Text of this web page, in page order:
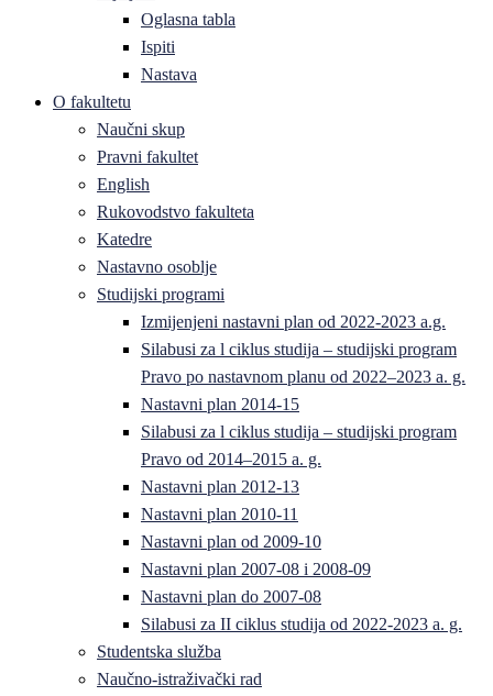
Oglasna tabla
Ispiti
Nastava
O fakultetu
Naučni skup
Pravni fakultet
English
Rukovodstvo fakulteta
Katedre
Nastavno osoblje
Studijski programi
Izmijenjeni nastavni plan od 2022-2023 a.g.
Silabusi za l ciklus studija – studijski program
Pravo po nastavnom planu od 2022–2023 a. g.
Nastavni plan 2014-15
Silabusi za l ciklus studija – studijski program
Pravo od 2014–2015 a. g.
Nastavni plan 2012-13
Nastavni plan 2010-11
Nastavni plan od 2009-10
Nastavni plan 2007-08 i 2008-09
Nastavni plan do 2007-08
Silabusi za II ciklus studija od 2022-2023 a. g.
Studentska služba
Naučno-istraživački rad